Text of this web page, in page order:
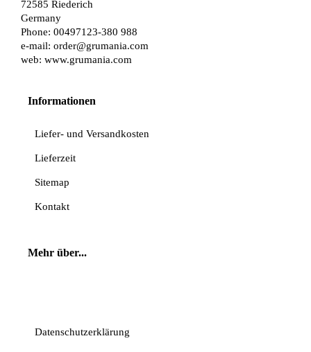
72585 Riederich
Germany
Phone: 00497123-380 988
e-mail: order@grumania.com
web: www.grumania.com
Informationen
Liefer- und Versandkosten
Lieferzeit
Sitemap
Kontakt
Mehr über...
Datenschutzerklärung